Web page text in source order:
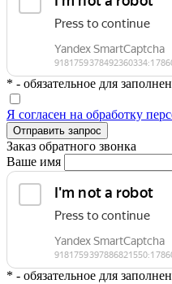
* - обязательное для
Я согласен на обработку
Отправить запрос
Заказ обратного звонка
Ваше имя
* - обязательное для